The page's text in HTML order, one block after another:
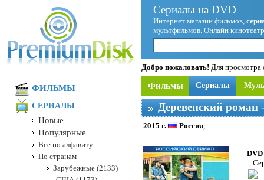
Сериалы на DVD
Интернет магазин фильмов,
мультфильмов. Онлайн
Добро пожаловать! Для просмотра
Фильмы Сериалы
Деревенский роман
2015 г. Россия,
DVD
ФИЛЬМЫ
СЕРИАЛЫ
Новые
Популярные
Все по алфавиту
По странам
Зарубежные (2133)